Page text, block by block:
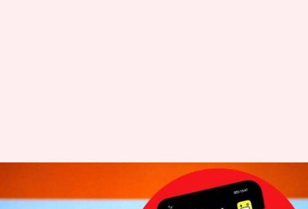
కేంద్ర కీలక నిర్ణయం.. 14 మొబైల్
యాప్స్ ను బ్లాక్ చేసిన కేంద్ర ప్రభుత్వం